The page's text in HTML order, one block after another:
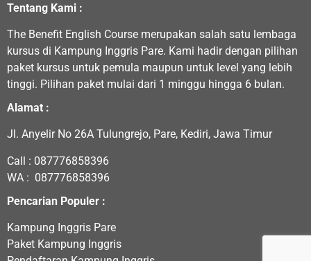
Tentang Kami :
The Benefit English Course merupakan salah satu lembaga
kursus di Kampung Inggris Pare. Kami hadir dengan pilihan
paket kursus untuk pemula maupun untuk level yang lebih
tinggi. Pilihan paket mulai dari 1 minggu hingga 6 bulan.
Alamat :
Jl. Anyelir No 26A Tulungrejo, Pare, Kediri, Jawa Timur
Call : 087776858396
WA : 087776858396
Pencarian Populer :
Kampung Inggris Pare
Paket Kampung Inggris